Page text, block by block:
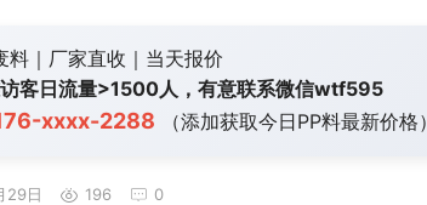
｜厂家直收｜当天报价
客日流量>1500人，有意联系微信wtf595
xxxx-2288 （添加获取今日PP料最新价格）
29日 196 0